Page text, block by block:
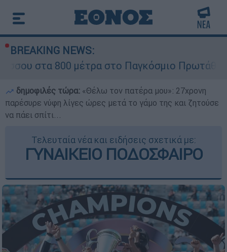
BREAKING NEWS:
μέτρα στο Παγκόσμιο Πρωτάθλημα Στίβου
δημοφιλές τώρα: «Θέλω τον πατέρα μου»: 27χρονη
παρέσυρε νύφη λίγες ώρες μετά το γάμο της και ζητούσε
να πάει σπίτι...
Τελευταία νέα και ειδήσεις σχετικά με:
ΓΥΝΑΙΚΕΙΟ ΠΟΔΟΣΦΑΙΡΟ